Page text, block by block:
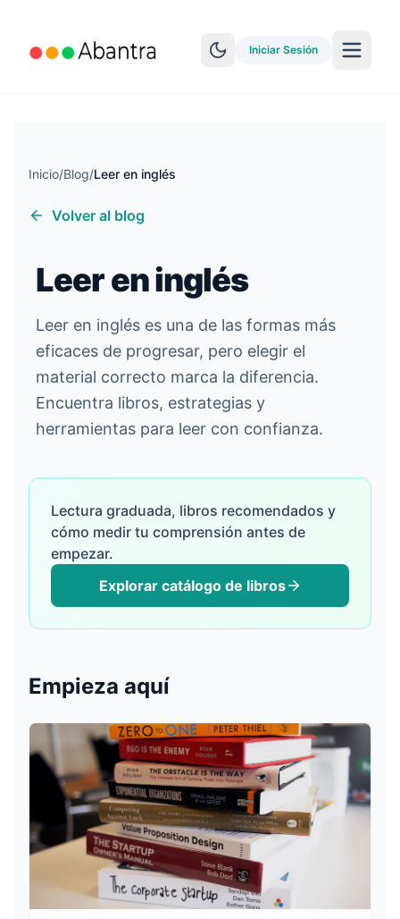
Iniciar Sesión
MÁS CARACTERÍSTICAS
YouTube Learning
Sincronización Anki
Explorar historias
Test de Nivel
Iniciar Sesión
English Español Português
Inicio/Blog/Leer en inglés
Volver al blog
Leer en inglés
Leer en inglés es una de las formas más
eficaces de progresar, pero elegir el
material correcto marca la diferencia.
Encuentra libros, estrategias y
herramientas para leer con confianza.
Lectura graduada, libros recomendados y
cómo medir tu comprensión antes de
empezar.
Explorar catálogo de libros
Empieza aquí